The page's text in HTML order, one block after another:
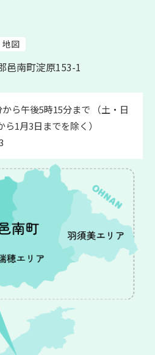
地図
邑南町淀原153-1
ら午後5時15分まで （土・日
1月3日までを除く）